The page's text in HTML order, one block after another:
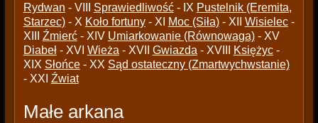
Rydwan - VIII Sprawiedliwość- IX Pustelnik (Eremita,
Starzec)- X Koło fortuny- XI Moc (Siła)- XII Wisielec-
XIII Źmierć- XIV Umiarkowanie (Równowaga)- XV
Diabeł- XVI Wieża - XVII Gwiazda - XVIII Księżyc-
XIX Słońce- XX Sąd ostateczny (Zmartwychwstanie)
- XXI Źwiat
Małe arkana